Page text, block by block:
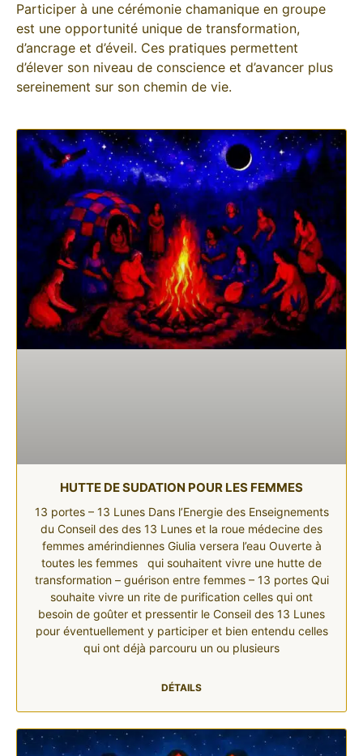
Participer à une cérémonie chamanique en groupe
est une opportunité unique de transformation,
d’ancrage et d’éveil. Ces pratiques permettent
d’élever son niveau de conscience et d’avancer plus
sereinement sur son chemin de vie.
HUTTE DE SUDATION POUR LES FEMMES
13 portes – 13 Lunes Dans l’Energie des Enseignements
du Conseil des des 13 Lunes et la roue médecine des
femmes amérindiennes Giulia versera l’eau Ouverte à
toutes les femmes qui souhaitent vivre une hutte de
transformation – guérison entre femmes – 13 portes Qui
souhaite vivre un rite de purification celles qui ont
besoin de goûter et pressentir le Conseil des 13 Lunes
pour éventuellement y participer et bien entendu celles
qui ont déjà parcouru un ou plusieurs
DÉTAILS